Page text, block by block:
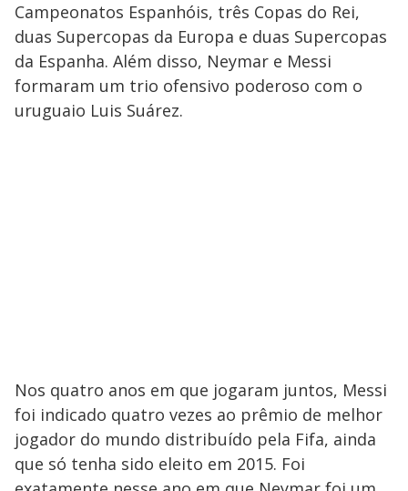
Campeonatos Espanhóis, três Copas do Rei,
duas Supercopas da Europa e duas Supercopas
da Espanha. Além disso, Neymar e Messi
formaram um trio ofensivo poderoso com o
uruguaio Luis Suárez.
Nos quatro anos em que jogaram juntos, Messi
foi indicado quatro vezes ao prêmio de melhor
jogador do mundo distribuído pela Fifa, ainda
que só tenha sido eleito em 2015. Foi